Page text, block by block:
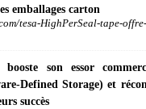
emballages carton
tesa-HighPerSeal-tape-
booste son essor
Defined Storage) et
succès